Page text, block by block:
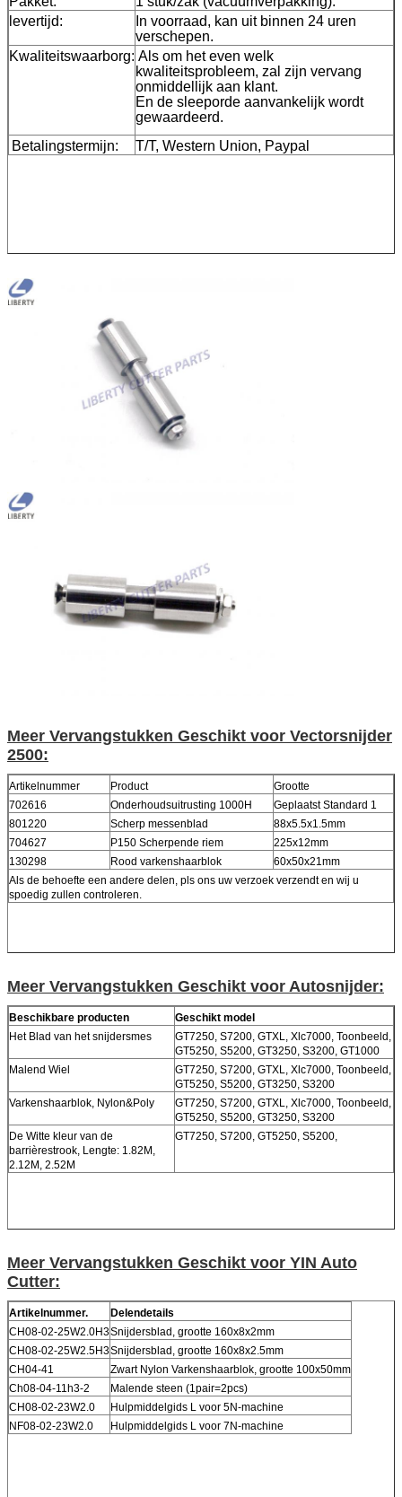
levertijd:
In voorraad, kan uit binnen 24 uren
verschepen.
Kwaliteitswaarborg: Als om het even welk
kwaliteitsprobleem, zal zijn vervang
onmiddellijk aan klant.
En de sleeporde aanvankelijk wordt
gewaardeerd.
Betalingstermijn:
T/T, Western Union, Paypal
Meer Vervangstukken Geschikt voor Vectorsnijder
2500:
Artikelnummer Product
Grootte
702616
Onderhoudsuitrusting 1000H
Geplaatst Standard 1
801220
Scherp messenblad
88x5.5x1.5mm
704627
P150 Scherpende riem
225x12mm
130298
Rood varkenshaarblok
60x50x21mm
Als de behoefte een andere delen, pls ons uw verzoek verzendt en wij u
spoedig zullen controleren.
Meer Vervangstukken Geschikt voor Autosnijder:
Beschikbare producten
Geschikt model
Het Blad van het snijdersmes
GT7250, S7200, GTXL, Xlc7000, Toonbeeld,
GT5250, S5200, GT3250, S3200, GT1000
Malend Wiel
GT7250, S7200, GTXL, Xlc7000, Toonbeeld,
GT5250, S5200, GT3250, S3200
Varkenshaarblok, Nylon&Poly
GT7250, S7200, GTXL, Xlc7000, Toonbeeld,
GT5250, S5200, GT3250, S3200
De Witte kleur van de
barrièrestrook, Lengte: 1.82M,
2.12M, 2.52M
GT7250, S7200, GT5250, S5200,
Meer Vervangstukken Geschikt voor YIN Auto
Cutter:
Artikelnummer.
Delendetails
CH08-02-25W2.0H3Snijdersblad, grootte 160x8x2mm
CH08-02-25W2.5H3Snijdersblad, grootte 160x8x2.5mm
CH04-41
Zwart Nylon Varkenshaarblok, grootte 100x50mm
Ch08-04-11h3-2
Malende steen (1pair=2pcs)
CH08-02-23W2.0
Hulpmiddelgids L voor 5N-machine
NF08-02-23W2.0
Hulpmiddelgids L voor 7N-machine